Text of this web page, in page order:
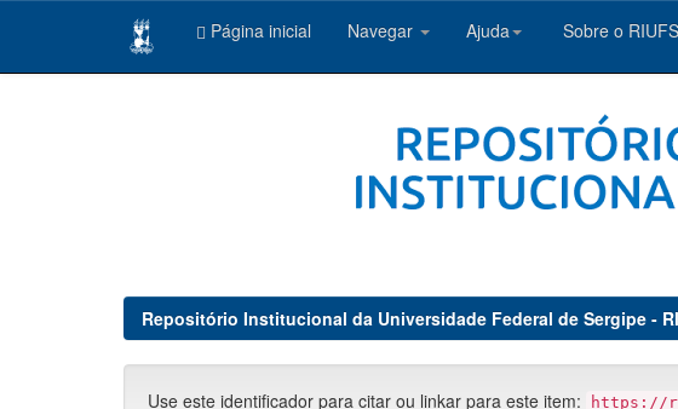
Página inicial Navegar Ajuda Sobre o RIUFS
Repositório Institucional da Universidade Federal de Sergipe -
Use este identificador para citar ou linkar para este item: https://